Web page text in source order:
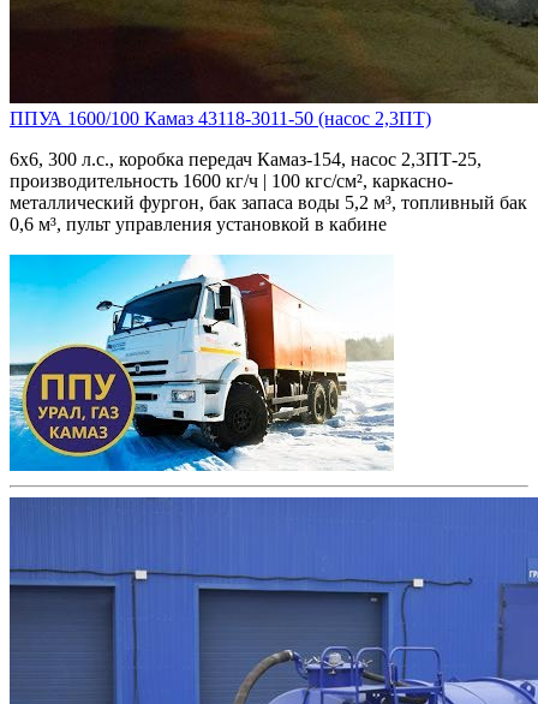
ППУА 1600/100 Камаз 43118-3011-50 (насос 2,3ПТ)
6х6, 300 л.с., коробка передач Камаз-154, насос 2,3ПТ-25,
производительность 1600 кг/ч | 100 кгс/см², каркасно-
металлический фургон, бак запаса воды 5,2 м³, топливный бак
0,6 м³, пульт управления установкой в кабине